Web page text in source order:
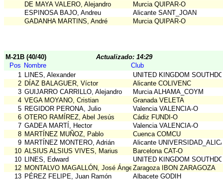
DE MAYA VALERO, Alejandro
Murcia QUIPAR-O
ESPINOSA BAJO, Andreu
Alicante SANT_JOAN
GADANHA MARTINS, André
Murcia QUIPAR-O
M-21B (40/40)
Actualizado: 14:29
Pos Nombre
Club
1 LINES, Alexander
UNITED KINGDOM
2 DÍAZ BALAGUER, Víctor
Alicante COLIVENC
3 GUIJARRO CARRILLO, Alejandro
Murcia ALHAMA_COYM
4 VEGA MOYANO, Cristian
Granada VELETA
5 REGIDOR PERONA, Julio
Valencia VALENCIA-O
6 OTERO RAMÍREZ, Abel Jesús
Cádiz FUNDI-O
7 GADEA MARTÍ, Hector
Valencia VALENCIA-O
8 MARTÍNEZ MUÑOZ, Pablo
Cuenca COMCU
9 MARTÍNEZ MONTERO, Adrián
Alicante
10 ALSIUS ALSIUS VIVES, Marius
Barcelona CAT-O
10 LINES, Edward
UNITED KINGDOM
12 MONTALVO MAGALLÓN, José ÁngelZaragoza IBON ZARAGOZA
13 PÉREZ FELIPE, Juan Ramón Albacete GODIH